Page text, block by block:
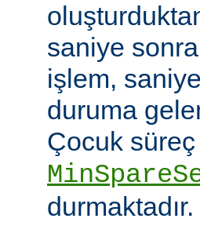
saniye
işlem,
duruma
Çocuk
durmaktadır.